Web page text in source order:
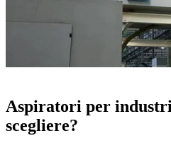
Aspiratori per
scegliere?